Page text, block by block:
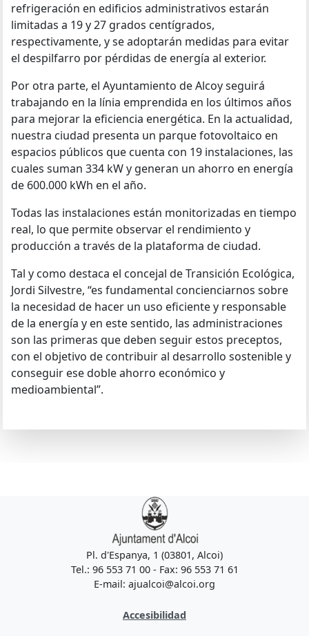
refrigeración en edificios administrativos estarán
limitadas a 19 y 27 grados centígrados,
respectivamente, y se adoptarán medidas para evitar
el despilfarro por pérdidas de energía al exterior.
Por otra parte, el Ayuntamiento de Alcoy seguirá
trabajando en la línia emprendida en los últimos años
para mejorar la eficiencia energética. En la actualidad,
nuestra ciudad presenta un parque fotovoltaico en
espacios públicos que cuenta con 19 instalaciones, las
cuales suman 334 kW y generan un ahorro en energía
de 600.000 kWh en el año.
Todas las instalaciones están monitorizadas en tiempo
real, lo que permite observar el rendimiento y
producción a través de la plataforma de ciudad.
Tal y como destaca el concejal de Transición Ecológica,
Jordi Silvestre, “es fundamental concienciarnos sobre
la necesidad de hacer un uso eficiente y responsable
de la energía y en este sentido, las administraciones
son las primeras que deben seguir estos preceptos,
con el objetivo de contribuir al desarrollo sostenible y
conseguir ese doble ahorro económico y
medioambiental”.
Pl. d'Espanya, 1 (03801, Alcoi)
Tel.: 96 553 71 00 - Fax: 96 553 71 61
E-mail: ajualcoi@alcoi.org
Accesibilidad